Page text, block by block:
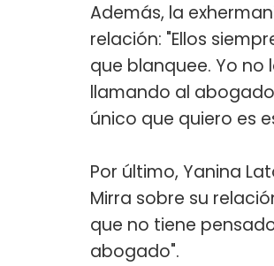
Además, la
relación: "Ellos
que blanquee. Yo no
llamando al
único que quiero es
Por último, Yanina
Mirra sobre su
que no tiene
abogado".